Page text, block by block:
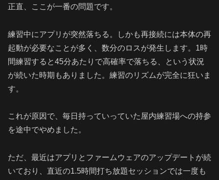
正直、ここが一番の問題です。
練習中にアプリが突然落ちる。しかも再接続には本体の再
起動が必要なことが多く、数分のロスが発生します。1時
間練習すると45分あたりで高確率で落ちる、という状況
が続いた時期もありました。練習のリズムが完全に狂いま
す。
これが原因で、毎日持っていっていた屋内練習場への持参
を途中でやめました。
ただ、最近はアプリとファームウェアのアップデートが続
いており、直近の1.5時間打ち放題セッションでは一度も